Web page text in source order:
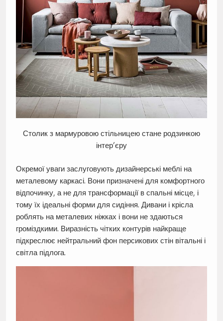
Столик з мармуровою стільницею стане родзинкою
інтер’єру
Окремої уваги заслуговують дизайнерські меблі на
металевому каркасі. Вони призначені для комфортного
відпочинку, а не для трансформації в спальні місце, і
тому їх ідеальні форми для сидіння. Дивани і крісла
роблять на металевих ніжках і вони не здаються
громіздкими. Виразність чітких контурів найкраще
підкреслює нейтральний фон персикових стін вітальні і
світла підлога.